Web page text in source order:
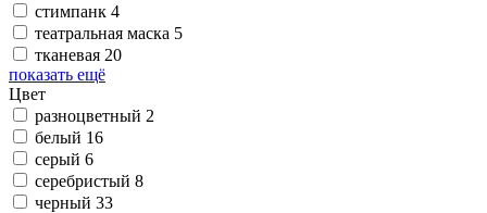
стимпанк 4
театральная маска 5
тканевая 20
показать ещё
Цвет
разноцветный 2
белый 16
серый 6
серебристый 8
черный 33